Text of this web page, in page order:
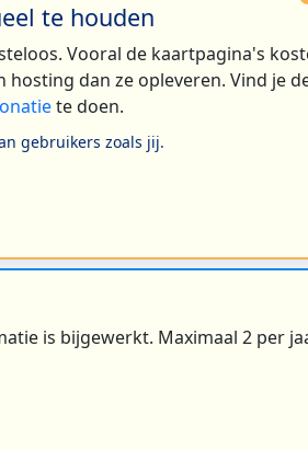
te houden
Vooral de kaartpagina's
hosting dan ze opleveren. Vind je
te doen.
gebruikers zoals jij.
is bijgewerkt. Maximaal 2 per